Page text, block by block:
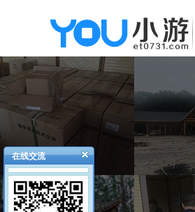
在线交流